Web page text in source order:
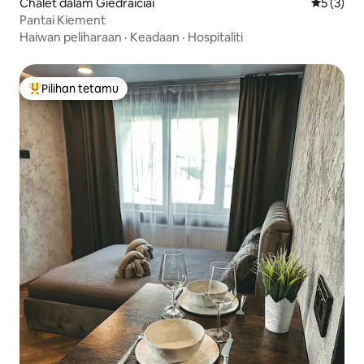
Pantai Kiement
Haiwan peliharaan · Keadaan · Hospitaliti
Pilihan utama tetamu
Pilihan tetamu